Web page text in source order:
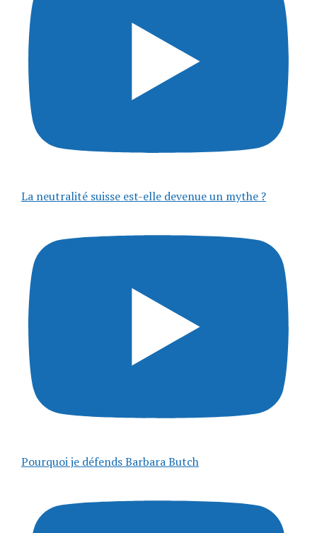
La neutralité suisse est-elle devenue un mythe ?
Pourquoi je défends Barbara Butch